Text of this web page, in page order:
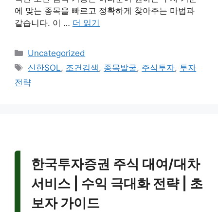
에 맞는 종목을 빠르고 정확하게 찾아주는 마법과
같습니다. 이 … 더 읽기
카
테
리
Uncategorized
태
그
신한SOL, 조건검색, 종목발굴, 주식투자, 투자
전략
한국투자증권 주식 대여/대차
서비스 | 수익 극대화 전략 | 초
보자 가이드